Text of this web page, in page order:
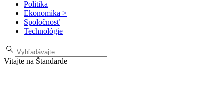
Politika
Ekonomika >
Spoločnosť
Technológie
Vitajte na Štandarde